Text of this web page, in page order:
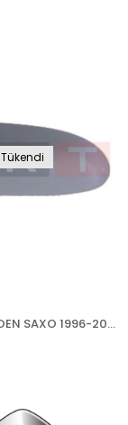
Tükendi
KAPAK CİTROEN SAXO 1996-2003 ASTARLI SOL